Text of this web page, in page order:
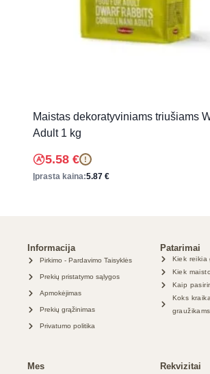
Maistas dekoratyviniams triušiams
Adult 1 kg
5.58 € !
Įprasta kaina:5.87 €
Informacija
Pirkimo - Pardavimo Taisyklės
Prekių pristatymo sąlygos
Apmokėjimas
Prekių grąžinimas
Privatumo politika
Patarimai
Kiek reikia
Kiek
Kaip
Koks
graužikams
Mes Rekvizitai